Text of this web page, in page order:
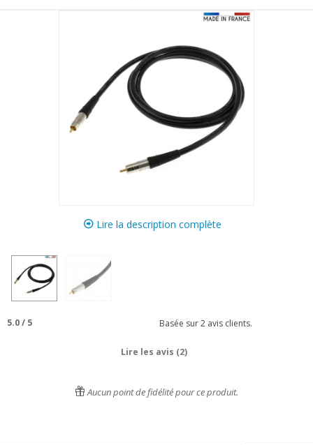
Lire la description complète
5.0/ 5 Basée sur2 avis clients.
Lire les avis (2)
Aucun point de fidélité pour ce produit.